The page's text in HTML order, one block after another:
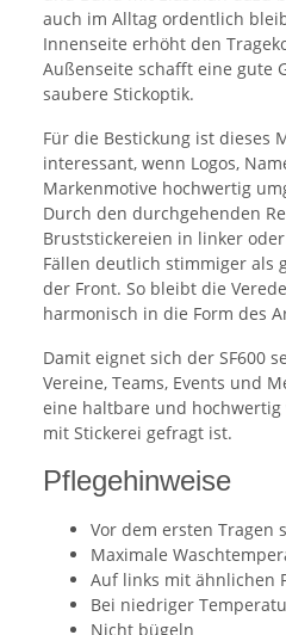
auch im Alltag ordentlich
Innenseite erhöht den
Außenseite schafft eine gute
saubere Stickoptik.
Für die Bestickung ist dieses
interessant, wenn Logos,
Markenmotive hochwertig
Durch den durchgehenden
Bruststickereien in linker
Fällen deutlich stimmiger als
der Front. So bleibt die
harmonisch in die Form des
Damit eignet sich der SF600
Vereine, Teams, Events und
eine haltbare und hochwertig
mit Stickerei gefragt ist.
Pflegehinweise
Vor dem ersten Tragen
Maximale
Auf links mit ähnlichen
Bei niedriger
Nicht bügeln